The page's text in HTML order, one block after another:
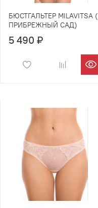
БЮСТГАЛЬТЕР MILAVITSA (
ПРИБРЕЖНЫЙ САД)
5 490 ₽